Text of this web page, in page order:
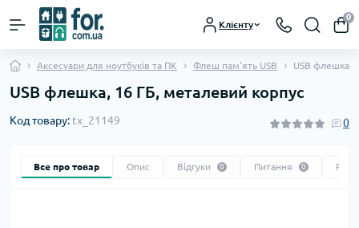
Клієнту
0
Аксесуари для ноутбуків та ПК Флеш пам'ять USB USB флешка,
USB флешка, 16 ГБ, металевий корпус
Код товару: tx_21149 0
Все про товар Опис Відгуки 0 Питання 0